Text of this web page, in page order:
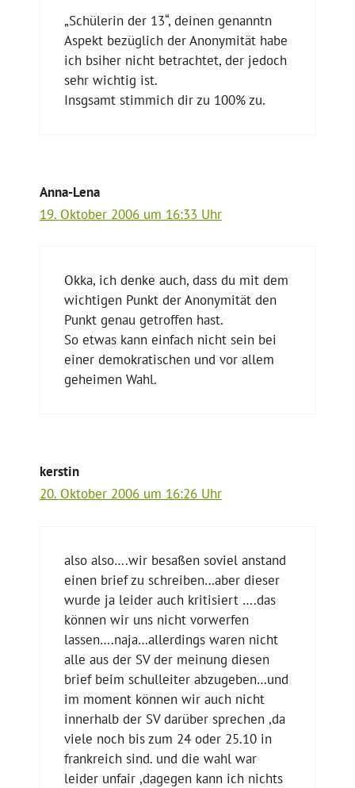
„Schülerin der 13“, deinen genanntn
Aspekt bezüglich der Anonymität habe
ich bsiher nicht betrachtet, der jedoch
sehr wichtig ist.
Insgsamt stimmich dir zu 100% zu.
Anna-Lena
19. Oktober 2006 um 16:33 Uhr
Okka, ich denke auch, dass du mit dem
wichtigen Punkt der Anonymität den
Punkt genau getroffen hast.
So etwas kann einfach nicht sein bei
einer demokratischen und vor allem
geheimen Wahl.
kerstin
20. Oktober 2006 um 16:26 Uhr
also also….wir besaßen soviel anstand
einen brief zu schreiben…aber dieser
wurde ja leider auch kritisiert ….das
können wir uns nicht vorwerfen
lassen….naja…allerdings waren nicht
alle aus der SV der meinung diesen
brief beim schulleiter abzugeben…und
im moment können wir auch nicht
innerhalb der SV darüber sprechen ,da
viele noch bis zum 24 oder 25.10 in
frankreich sind. und die wahl war
leider unfair ,dagegen kann ich nichts